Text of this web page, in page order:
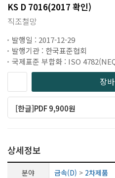
KS D 7016(2017 확인)
직조철망
발행일 : 2017-12-29
발행기관 : 한국표준협회
국제표준 부합화 : ISO
장
[한글]PDF 9,900원
상세정보
분야 금속(D) > 2차제품